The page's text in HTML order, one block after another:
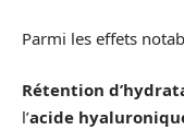
Parmi les effets
Rétention
l’acide